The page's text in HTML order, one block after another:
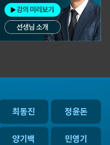
최동진 정윤돈
양기백 민영기